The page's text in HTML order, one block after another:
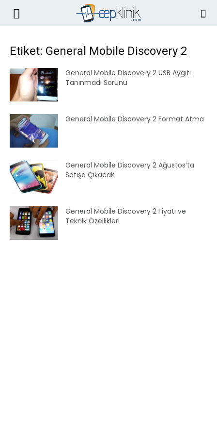
Etiket: General Mobile Discovery 2
General Mobile Discovery 2 USB Aygıtı
Tanınmadı Sorunu
General Mobile Discovery 2 Format Atma
General Mobile Discovery 2 Ağustos’ta
Satışa Çıkacak
General Mobile Discovery 2 Fiyatı ve
Teknik Özellikleri